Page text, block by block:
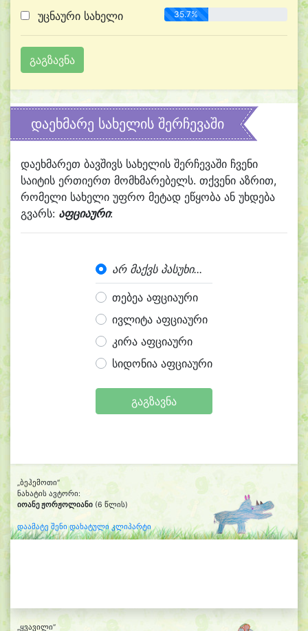
უცნაური სახელი 35.7%
დაეხმარე სახელის შერჩევაში
დაეხმარეთ ბავშივს სახელის შერჩევაში ჩვენი
საიტის ერთიერთ მომხმარებელს. თქვენი აზრით,
რომელი სახელი უფრო მეტად ეწყობა ან უხდება
გვარს: აფციაური:
არ მაქვს პასუხი...
თებეა აფციაური
ივლიტა აფციაური
კირა აფციაური
სიდონია აფციაური
გაგზავნა
„ბეჰემოთი“
ნახატის ავტორი:
იოანე ჟორჟოლიანი (6 წლის)
დაამატე შენი დახატული კლიპარტი
„ყვავილი“